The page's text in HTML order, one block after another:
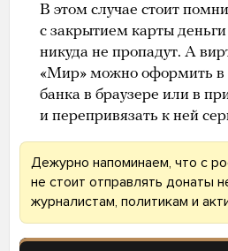
В этом случае стоит
с закрытием карты деньги
никуда не пропадут. А
«Мир» можно оформить в
банка в браузере или в
и перепривязать к ней
Дежурно напоминаем, что с
не стоит отправлять донаты
журналистам, политикам и